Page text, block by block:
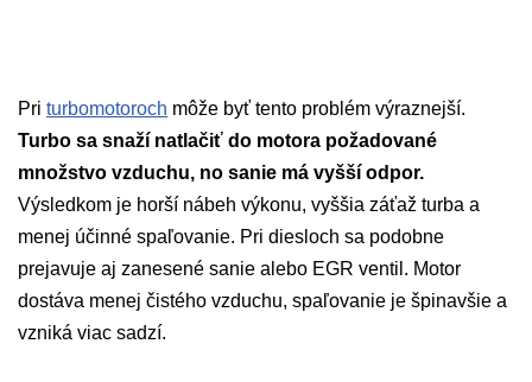
Pri turbomotoroch môže byť tento problém výraznejší.
Turbo sa snaží natlačiť do motora požadované
množstvo vzduchu, no sanie má vyšší odpor.
Výsledkom je horší nábeh výkonu, vyššia záťaž turba a
menej účinné spaľovanie. Pri diesloch sa podobne
prejavuje aj zanesené sanie alebo EGR ventil. Motor
dostáva menej čistého vzduchu, spaľovanie je špinavšie a
vzniká viac sadzí.